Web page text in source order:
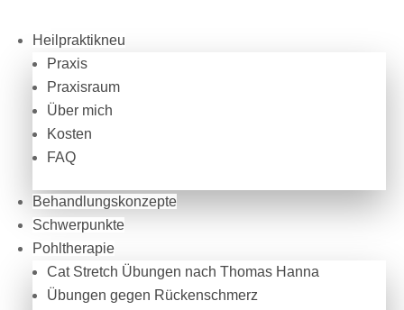
Heilpraktikneu
Praxis
Praxisraum
Über mich
Kosten
FAQ
Behandlungskonzepte
Schwerpunkte
Pohltherapie
Cat Stretch Übungen nach Thomas Hanna
Übungen gegen Rückenschmerz